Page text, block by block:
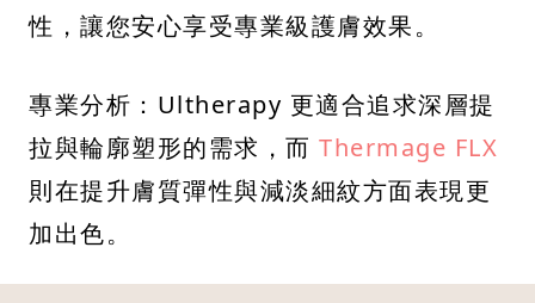
性，讓您安心享受專業級護膚效果。
專業分析：Ultherapy 更適合追求深層提
拉與輪廓塑形的需求，而 Thermage FLX
則在提升膚質彈性與減淡細紋方面表現更
加出色。